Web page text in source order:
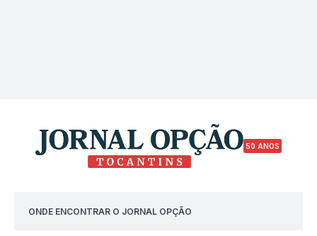
50 ANOS
ONDE ENCONTRAR O JORNAL OPÇÃO